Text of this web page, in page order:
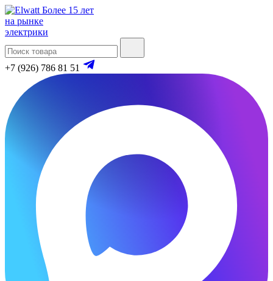
Более 15 лет
на рынке
электрики
+7 (926) 786 81 51